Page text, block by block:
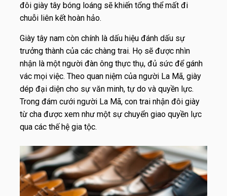
đôi giày tây bóng loáng sẽ khiến tổng thể mất đi
chuỗi liên kết hoàn hảo.
Giày tây nam còn chính là dấu hiệu đánh dấu sự
trưởng thành của các chàng trai. Họ sẽ được nhìn
nhận là một người đàn ông thực thụ, đủ sức để gánh
vác mọi việc. Theo quan niệm của người La Mã, giày
dép đại diện cho sự văn minh, tự do và quyền lực.
Trong đám cưới người La Mã, con trai nhận đôi giày
từ cha được xem như một sự chuyển giao quyền lực
qua các thế hệ gia tộc.